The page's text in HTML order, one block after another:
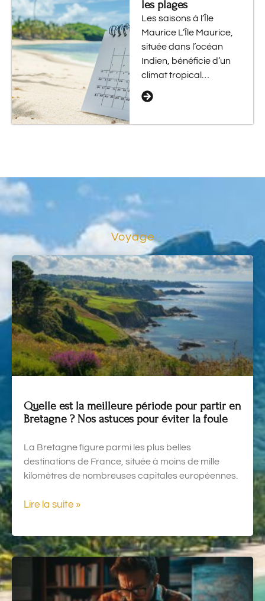
les plages
Les saisons à l’Île
Maurice L’Île Maurice,
située dans l’océan
Indien, bénéficie d’un
climat tropical…
Voyage
Quelle est la meilleure période pour partir en
Bretagne ? Nos astuces pour éviter la foule
La Bretagne figure parmi les plus belles
destinations de France, située à moins de mille
kilomètres de nombreuses capitales européennes.
Lire la suite »